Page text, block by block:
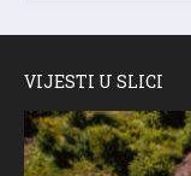
VIJESTI U SLICI